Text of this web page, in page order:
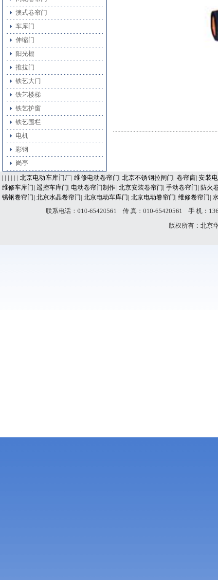
澳式卷帘门
车库门
伸缩门
阳光棚
推拉门
铁艺大门
铁艺楼梯
铁艺护窗
铁艺围栏
电机
彩钢
岗亭
| | | | | | 北京电动车库门厂|维修电动卷帘门| 北京不锈钢拉闸门| 卷帘窗|安装
维修车库门| 遥控车库门| 电动卷帘门制作| 北京安装卷帘门| 手动卷帘门| 防火
锈钢卷帘门| 北京水晶卷帘门| 北京电动车库门| 北京电动卷帘门| 维修卷帘门|
联系电话：010-65420561 传 真：010-65420561 手 机：
版权所有：北京